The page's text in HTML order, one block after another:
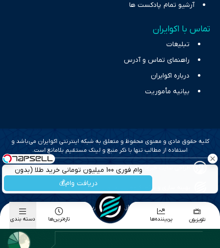
وام فوری 100 میلیون تومانی خرید طلا (بدون
ضامن)
دریافت وام💰
آرشیو تمام پادکست ها
تماس با اکوایران
تبلیغات
راهنمای تماس و آدرس
درباره اکوایران
بیانیه مأموریت
کلیه حقوق مادی و معنوی محفوظ و متعلق به شبکه اینترنتی اکوایران می‌باشد و
استفاده از مطالب تنها با ذکر منبع و لینک مستقیم بلامانع است.
طراحی سایت خبری و خبرگزاری آسام
بهینه سازی و سئو؛ گروه رسانه ای دنیای اقتصاد
طراحی گرافیک و پیاده سازی؛ برآیند تجربه
تلویزیون پربیننده‌ها تازه‌ترین‌ها دسته بندی